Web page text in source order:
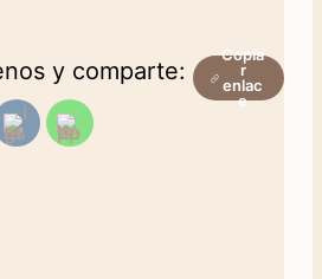
y comparte:
Copia
r
enlac
e